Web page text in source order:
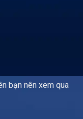
bạn nên xem qua